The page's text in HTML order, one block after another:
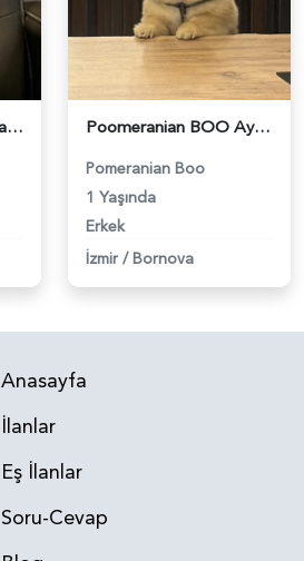
Poomeranian Boo 1 Yaşında Köpeğim Eş Arıyor - 118984093 Poomeranian BOO Ayı surat dişi aramaktayız - 118984094
Pomeranian Boo
1 Yaşında
Erkek
İzmir / Bornova
Anasayfa
İlanlar
Eş İlanlar
Soru-Cevap